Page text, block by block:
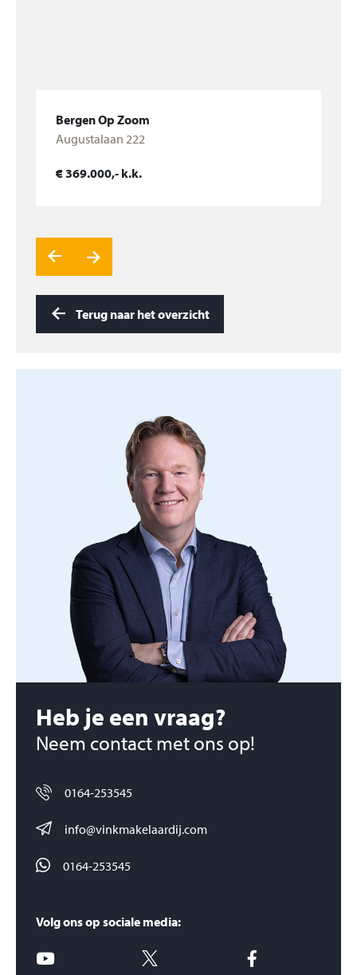
In de kelder van het gebouw ligt de berging en de
privé-parkeerplaats (nr. 15) van dit appartement.
Bergen Op Zoom
Augustalaan 222
€ 369.000,- k.k.
Terug naar het overzicht
Heb je een vraag?
Neem contact met ons op!
0164-253545
info@vinkmakelaardij.com
0164-253545
Volg ons op sociale media: